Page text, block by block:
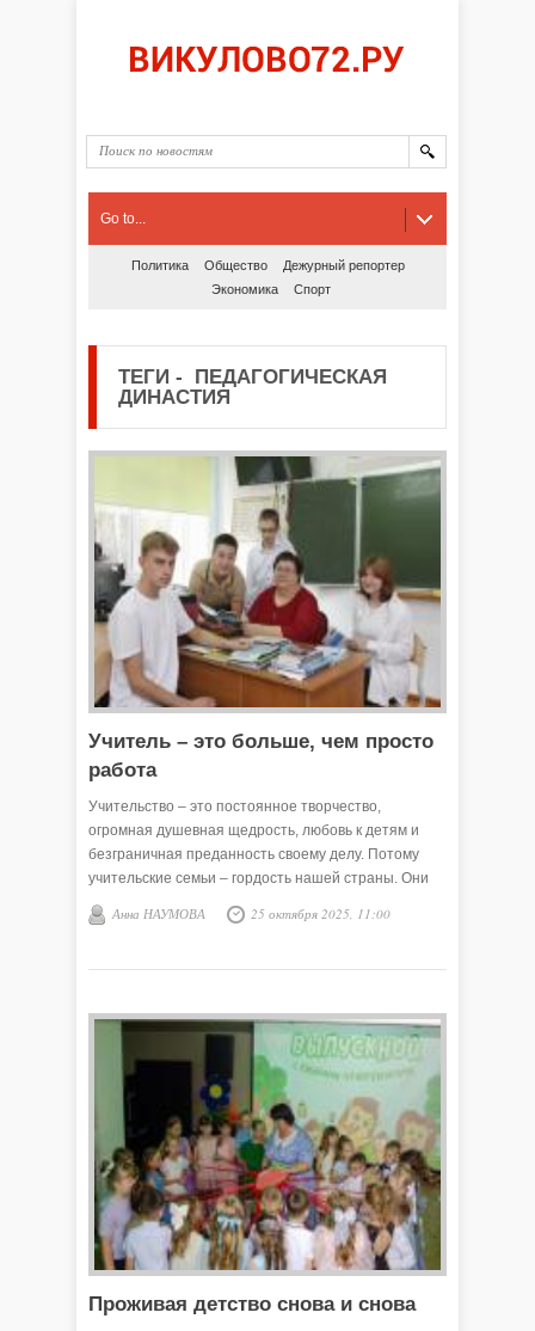
Go to...
Политика Общество
Дежурный репортер
Экономика
Спорт
ТЕГИ - ПЕДАГОГИЧЕСКАЯ
ДИНАСТИЯ
Учитель – это больше, чем просто
работа
Учительство – это постоянное творчество,
огромная душевная щедрость, любовь к детям и
безграничная преданность своему делу. Потому
учительские семьи – гордость нашей страны. Они
обогащают образовательную сферу мудрым
наставничеством и глубоким пониманием учеников.
школе, педагогическому труду, которая передаётся
Анна НАУМОВА 25 октября 2025, 11:00
Проживая детство снова и снова